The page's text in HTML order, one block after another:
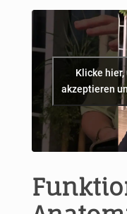
Klicke
akzeptieren